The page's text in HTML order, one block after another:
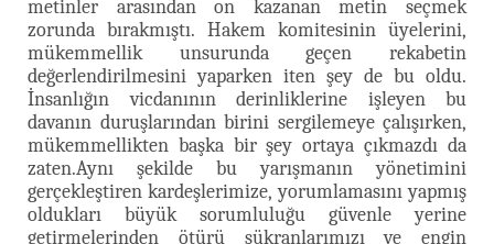
metinler arasından on kazanan metin seçmek
zorunda bırakmıştı. Hakem komitesinin üyelerini,
mükemmellik unsurunda geçen rekabetin
değerlendirilmesini yaparken iten şey de bu oldu.
İnsanlığın vicdanının derinliklerine işleyen bu
davanın duruşlarından birini sergilemeye çalışırken,
mükemmellikten başka bir şey ortaya çıkmazdı da
zaten.Aynı şekilde bu yarışmanın yönetimini
gerçekleştiren kardeşlerimize, yorumlamasını yapmış
oldukları büyük sorumluluğu güvenle yerine
getirmelerinden ötürü şükranlarımızı ve engin